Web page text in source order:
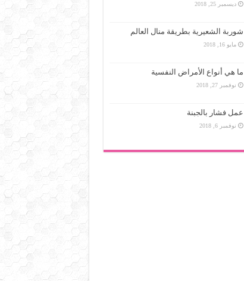
ديسمبر 25, 2018
شوربة الشعيرية بطريقة منال العالم
مايو 16, 2018
ما هي أنواع الأمراض النفسية
نوفمبر 27, 2018
عمل فشار بالجبنة
نوفمبر 6, 2018